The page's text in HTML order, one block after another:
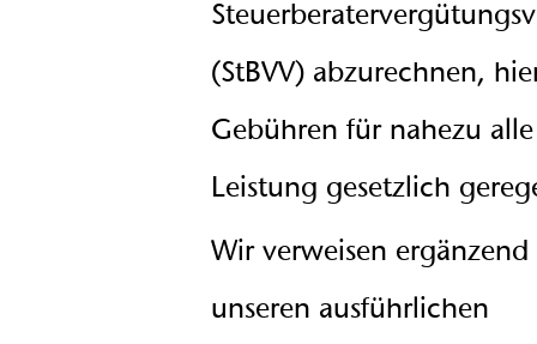
(StBVV) abzurechnen,
Gebühren für nahezu
Leistung gesetzlich
Wir verweisen
unseren ausführlichen